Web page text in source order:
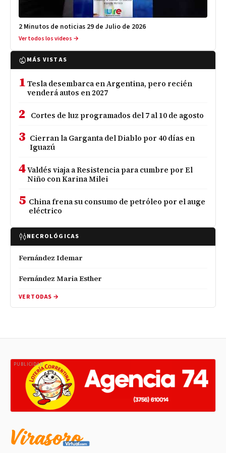
2 Minutos de noticias 29 de Julio de 2026
Ver todos los videos →
MÁS VISTAS
1 Tesla desembarca en Argentina, pero recién
venderá autos en 2027
2 Cortes de luz programados del 7 al 10 de agosto
3 Cierran la Garganta del Diablo por 40 días en
Iguazú
4Valdés viaja a Resistencia para cumbre por El
Niño con Karina Milei
5 China frena su consumo de petróleo por el auge
eléctrico
NECROLÓGICAS
Fernández Idemar
Fernández Maria Esther
VER TODAS →
PUBLICIDAD